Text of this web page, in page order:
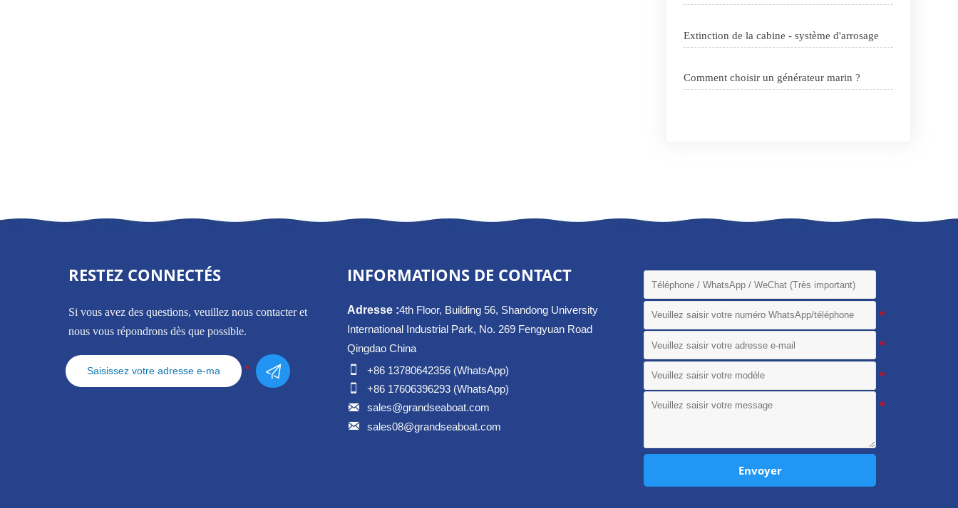
Extinction de la cabine - système d'arrosage
Comment choisir un générateur marin ?
RESTEZ CONNECTÉS
Si vous avez des questions, veuillez nous contacter et
nous vous répondrons dès que possible.

INFORMATIONS DE CONTACT
Adresse :4th Floor, Building 56, Shandong University
International Industrial Park, No. 269 Fengyuan Road
Qingdao China
 +86 13780642356 (WhatsApp)
 +86 17606396293 (WhatsApp)
 sales@grandseaboat.com
 sales08@grandseaboat.com
Envoyer